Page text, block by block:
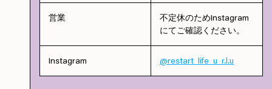
営業
不定休のためInstagram
にてご確認ください。
Instagram @restart_life_u_r.l.u